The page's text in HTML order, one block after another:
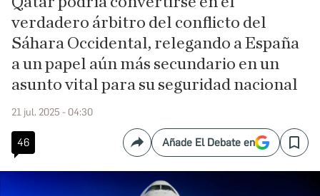
verdadero árbitro del conflicto del
Sáhara Occidental, relegando a España
a un papel aún más secundario en un
asunto vital para su seguridad nacional
21 jul. 2025 - 04:30
46 CompartirAñade El Debate en Save